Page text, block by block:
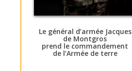
Le général d’armée Jacques
de Montgros
prend le commandement
de l’Armée de terre